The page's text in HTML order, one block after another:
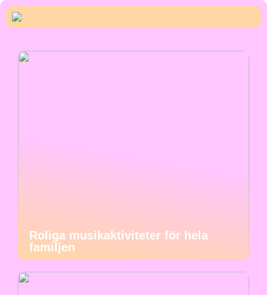
Roliga musikaktiviteter för hela
familjen